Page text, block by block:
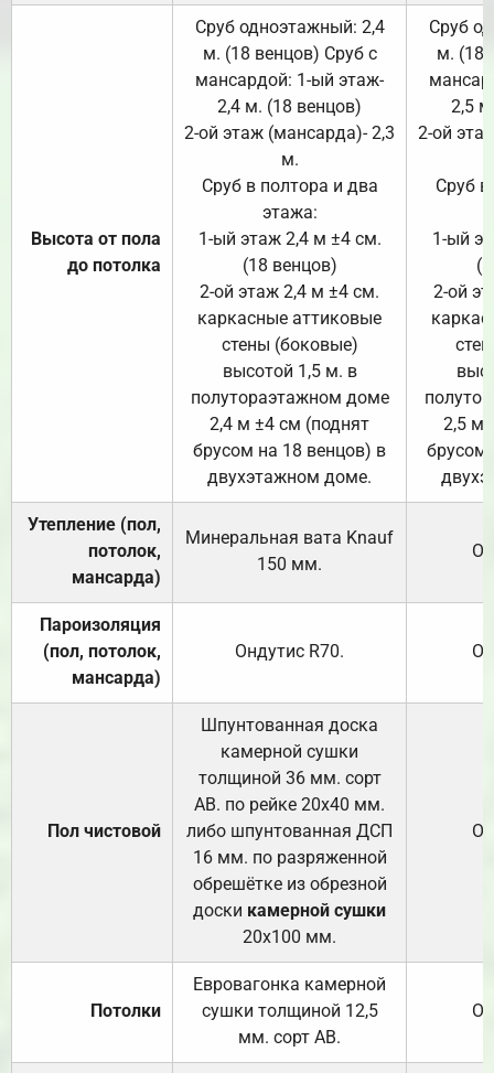
Высота от пола
до потолка
Сруб одноэтажный: 2,4
м. (18 венцов) Сруб с
мансардой: 1-ый этаж-
2,4 м. (18 венцов)
2-ой этаж (мансарда)- 2,3
м.
Сруб в полтора и два
этажа:
1-ый этаж 2,4 м ±4 см.
(18 венцов)
2-ой этаж 2,4 м ±4 см.
каркасные аттиковые
стены (боковые)
высотой 1,5 м. в
полутораэтажном доме
2,4 м ±4 см (поднят
брусом на 18 венцов) в
двухэтажном доме.
Сруб
м. (18
2,5
2-ой
Сруб
1-ый
2-ой
2,5 м
брусом
Утепление (пол,
потолок,
мансарда)
Минеральная вата Knauf
150 мм.
Пароизоляция
(пол, потолок,
мансарда)
Ондутис R70.
Пол чистовой
Шпунтованная доска
камерной сушки
толщиной 36 мм. сорт
АВ. по рейке 20х40 мм.
либо шпунтованная ДСП
16 мм. по разряженной
обрешётке из обрезной
доски камерной сушки
20х100 мм.
Потолки
Евровагонка камерной
сушки толщиной 12,5
мм. сорт АВ.